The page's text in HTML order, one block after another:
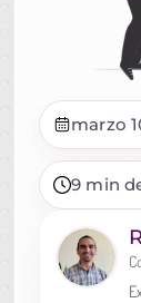
marzo
9 min